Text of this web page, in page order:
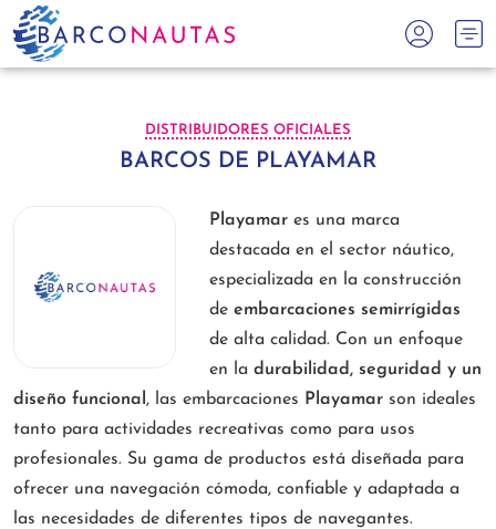
DISTRIBUIDORES OFICIALES
BARCOS DE PLAYAMAR
Playamar es una marca
destacada en el sector náutico,
especializada en la construcción
de embarcaciones semirrígidas
de alta calidad. Con un enfoque
en la durabilidad, seguridad y un
diseño funcional , las embarcaciones Playamar son ideales
tanto para actividades recreativas como para usos
profesionales. Su gama de productos está diseñada para
ofrecer una navegación cómoda, confiable y adaptada a
las necesidades de diferentes tipos de navegantes.